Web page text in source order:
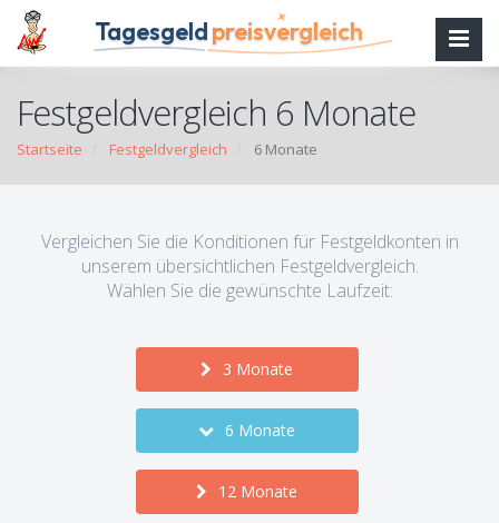
Tagesgeldpreisvergleich
Festgeldvergleich 6 Monate
Startseite Festgeldvergleich 6 Monate
Vergleichen Sie die Konditionen für Festgeldkonten in
unserem übersichtlichen Festgeldvergleich.
Wählen Sie die gewünschte Laufzeit:
3 Monate
6 Monate
12 Monate